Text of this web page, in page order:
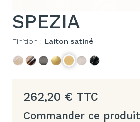
SPEZIA
Finition : Laiton satiné
262,20 € TTC
Commander ce produit